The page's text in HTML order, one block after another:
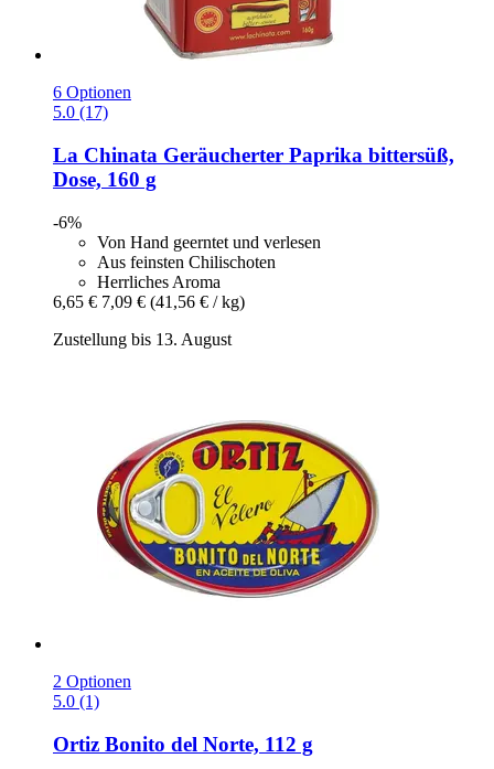
6 Optionen
5.0 (17)
La Chinata Geräucherter Paprika bittersüß,
Dose, 160 g
-6%
Von Hand geerntet und verlesen
Aus feinsten Chilischoten
Herrliches Aroma
6,65 € 7,09 € (41,56 € / kg)
Zustellung bis 13. August
2 Optionen
5.0 (1)
Ortiz Bonito del Norte, 112 g